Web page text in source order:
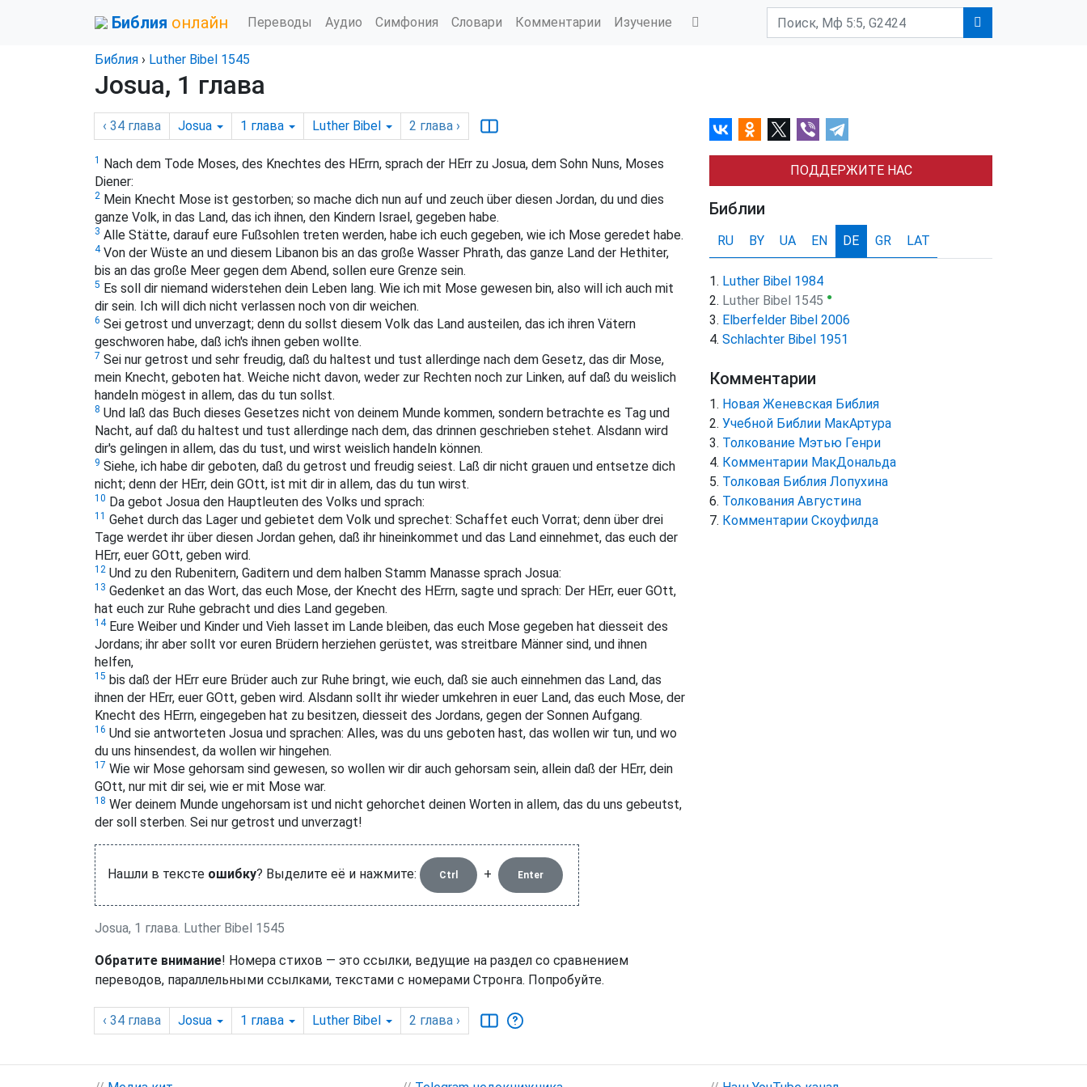
Библия онлайн Переводы Аудио Симфония Словари Комментарии Изучение
Библия › Luther Bibel 1545
Josua, 1 глава
‹ 34 глава Josua 1 глава Luther Bibel 2 глава ›
1 Nach dem Tode Moses, des Knechtes des HErrn, sprach der HErr zu Josua, dem Sohn Nuns, Moses
Diener:
2 Mein Knecht Mose ist gestorben; so mache dich nun auf und zeuch über diesen Jordan, du und dies
ganze Volk, in das Land, das ich ihnen, den Kindern Israel, gegeben habe.
3 Alle Stätte, darauf eure Fußsohlen treten werden, habe ich euch gegeben, wie ich Mose geredet habe.
4Von der Wüste an und diesem Libanon bis an das große Wasser Phrath, das ganze Land der Hethiter,
bis an das große Meer gegen dem Abend, sollen eure Grenze sein.
5 Es soll dir niemand widerstehen dein Leben lang. Wie ich mit Mose gewesen bin, also will ich auch mit
dir sein. Ich will dich nicht verlassen noch von dir weichen.
6 Sei getrost und unverzagt; denn du sollst diesem Volk das Land austeilen, das ich ihren Vätern
geschworen habe, daß ich's ihnen geben wollte.
7 Sei nur getrost und sehr freudig, daß du haltest und tust allerdinge nach dem Gesetz, das dir Mose,
mein Knecht, geboten hat. Weiche nicht davon, weder zur Rechten noch zur Linken, auf daß du weislich
handeln mögest in allem, das du tun sollst.
8 Und laß das Buch dieses Gesetzes nicht von deinem Munde kommen, sondern betrachte es Tag und
Nacht, auf daß du haltest und tust allerdinge nach dem, das drinnen geschrieben stehet. Alsdann wird
dir's gelingen in allem, das du tust, und wirst weislich handeln können.
9 Siehe, ich habe dir geboten, daß du getrost und freudig seiest. Laß dir nicht grauen und entsetze dich
nicht; denn der HErr, dein GOtt, ist mit dir in allem, das du tun wirst.
10 Da gebot Josua den Hauptleuten des Volks und sprach:
11 Gehet durch das Lager und gebietet dem Volk und sprechet: Schaffet euch Vorrat; denn über drei
Tage werdet ihr über diesen Jordan gehen, daß ihr hineinkommet und das Land einnehmet, das euch der
HErr, euer GOtt, geben wird.
12 Und zu den Rubenitern, Gaditern und dem halben Stamm Manasse sprach Josua:
13 Gedenket an das Wort, das euch Mose, der Knecht des HErrn, sagte und sprach: Der HErr, euer GOtt,
hat euch zur Ruhe gebracht und dies Land gegeben.
14Eure Weiber und Kinder und Vieh lasset im Lande bleiben, das euch Mose gegeben hat diesseit des
Jordans; ihr aber sollt vor euren Brüdern herziehen gerüstet, was streitbare Männer sind, und ihnen
helfen,
15 bis daß der HErr eure Brüder auch zur Ruhe bringt, wie euch, daß sie auch einnehmen das Land, das
ihnen der HErr, euer GOtt, geben wird. Alsdann sollt ihr wieder umkehren in euer Land, das euch Mose, der
Knecht des HErrn, eingegeben hat zu besitzen, diesseit des Jordans, gegen der Sonnen Aufgang.
16 Und sie antworteten Josua und sprachen: Alles, was du uns geboten hast, das wollen wir tun, und wo
du uns hinsendest, da wollen wir hingehen.
17 Wie wir Mose gehorsam sind gewesen, so wollen wir dir auch gehorsam sein, allein daß der HErr, dein
GOtt, nur mit dir sei, wie er mit Mose war.
18 Wer deinem Munde ungehorsam ist und nicht gehorchet deinen Worten in allem, das du uns gebeutst,
der soll sterben. Sei nur getrost und unverzagt!
Нашли в тексте ошибку? Выделите её и нажмите: Ctrl + Enter
Josua, 1 глава. Luther Bibel 1545
Обратите внимание! Номера стихов — это ссылки, ведущие на раздел со сравнением
переводов, параллельными ссылками, текстами с номерами Стронга. Попробуйте.
‹ 34 глава Josua 1 глава Luther Bibel 2 глава ›
ПОДДЕРЖИТЕ НАС
Библии
RU BY UA EN DE GR LAT
Luther Bibel 1984
Luther Bibel 1545 ●
Elberfelder Bibel 2006
Schlachter Bibel 1951
Комментарии
Новая Женевская Библия
Учебной Библии МакАртура
Толкование Мэтью Генри
Комментарии МакДональда
Толковая Библия Лопухина
Толкования Августина
Комментарии Скоуфилда